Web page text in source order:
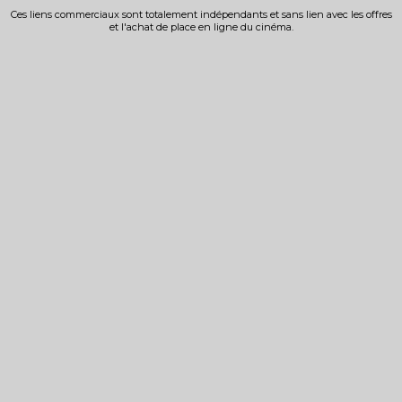
Ces liens commerciaux sont totalement indépendants et sans lien avec les offres
et l'achat de place en ligne du cinéma.